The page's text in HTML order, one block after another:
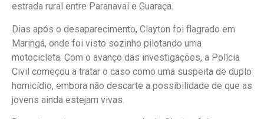
estrada rural entre Paranavaí e Guaraça.
Dias após o desaparecimento, Clayton foi flagrado em
Maringá, onde foi visto sozinho pilotando uma
motocicleta. Com o avanço das investigações, a Polícia
Civil começou a tratar o caso como uma suspeita de duplo
homicídio, embora não descarte a possibilidade de que as
jovens ainda estejam vivas.